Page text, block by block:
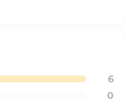
6
0